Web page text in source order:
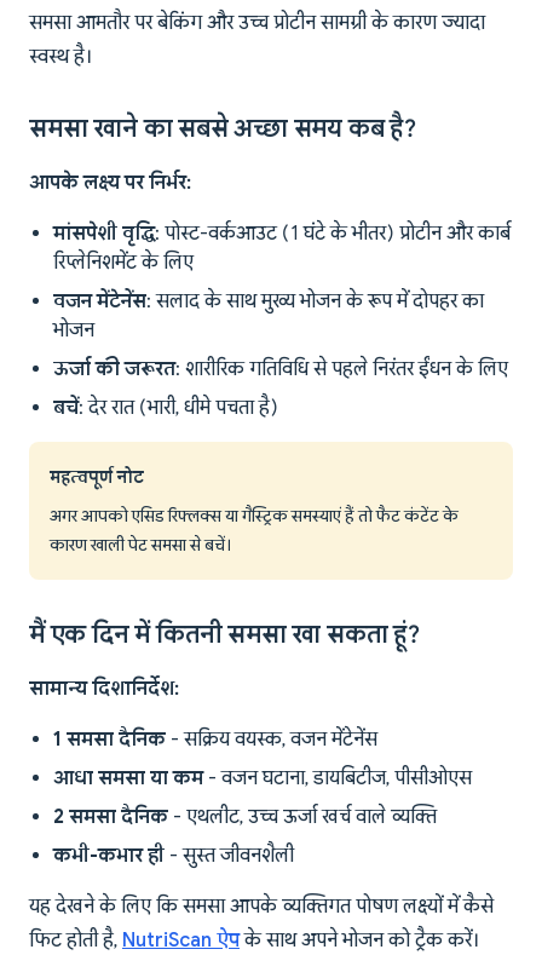
समसा आमतौर पर बेकिंग और उच्च प्रोटीन सामग्री के कारण ज्यादा
स्वस्थ है।
समसा खाने का सबसे अच्छा समय कब है?
आपके लक्ष्य पर निर्भर:
मांसपेशी वृद्धि: पोस्ट-वर्कआउट (1 घंटे के भीतर) प्रोटीन और कार्ब
रिप्लेनिशमेंट के लिए
वजन मेंटेनेंस: सलाद के साथ मुख्य भोजन के रूप में दोपहर का
भोजन
ऊर्जा की जरूरत: शारीरिक गतिविधि से पहले निरंतर ईंधन के लिए
बचें: देर रात (भारी, धीमे पचता है)
महत्वपूर्ण नोट
अगर आपको एसिड रिफ्लक्स या गैस्ट्रिक समस्याएं हैं तो फैट कंटेंट के
कारण खाली पेट समसा से बचें।
मैं एक दिन में कितनी समसा खा सकता हूं?
सामान्य दिशानिर्देश:
1 समसा दैनिक - सक्रिय वयस्क, वजन मेंटेनेंस
आधा समसा या कम- वजन घटाना, डायबिटीज, पीसीओएस
2 समसा दैनिक - एथलीट, उच्च ऊर्जा खर्च वाले व्यक्ति
कभी-कभार ही - सुस्त जीवनशैली
यह देखने के लिए कि समसा आपके व्यक्तिगत पोषण लक्ष्यों में कैसे
फिट होती है, NutriScan ऐपके साथ अपने भोजन को ट्रैक करें।